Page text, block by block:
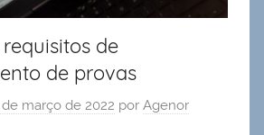
de
de provas
de março de 2022 por Agenor